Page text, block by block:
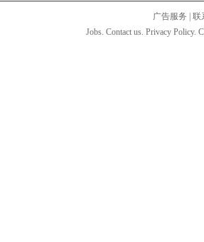
广告服务
联
Jobs. Contact us. Privacy Policy.